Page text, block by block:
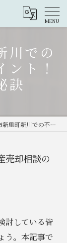
川での
ト！
訣
産売却相談のポイント！今すぐ知りたい秘訣
売却相談の
討している皆
う。本記事で